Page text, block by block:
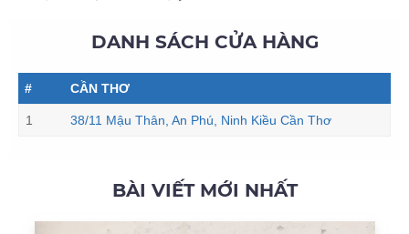
DANH SÁCH CỬA HÀNG
# CẦN THƠ
1 38/11 Mậu Thân, An Phú, Ninh Kiều Cần Thơ
BÀI VIẾT MỚI NHẤT